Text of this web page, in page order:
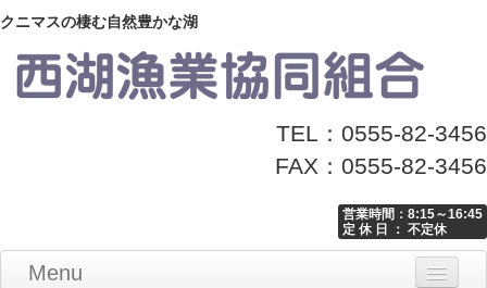
クニマスの棲む自然豊かな湖
TEL：0555-82-3456
FAX：0555-82-3456
営業時間：8:15～16:45
定 休 日 ： 不定休
Menu